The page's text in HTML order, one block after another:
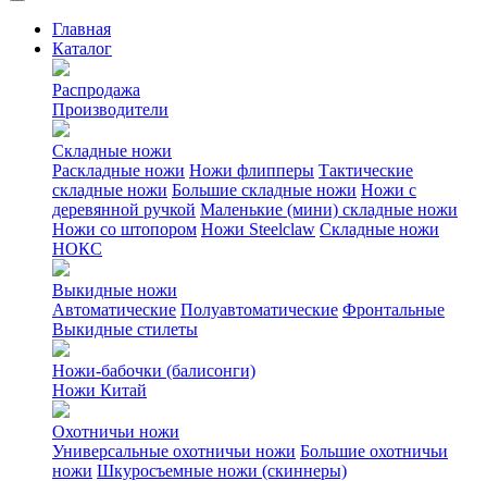
Главная
Каталог
Распродажа
Производители
Складные ножи
Раскладные ножи Ножи флипперы Тактические
складные ножи Большие складные ножи Ножи с
деревянной ручкой Маленькие (мини) складные ножи
Ножи со штопором Ножи Steelclaw Складные ножи
НОКС
Выкидные ножи
Автоматические Полуавтоматические Фронтальные
Выкидные стилеты
Ножи-бабочки (балисонги)
Ножи Китай
Охотничьи ножи
Универсальные охотничьи ножи Большие охотничьи
ножи Шкуросъемные ножи (скиннеры)